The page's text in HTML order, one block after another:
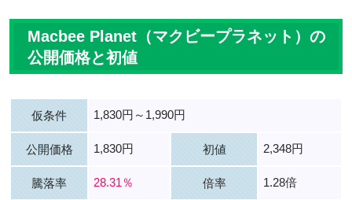
Macbee Planet（マクビープラネット）の
公開価格と初値
仮条件 1,830円～1,990円
公開価格 1,830円 初値 2,348円
騰落率 28.31％ 倍率 1.28倍